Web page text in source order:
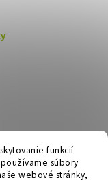
funkcií
súbory
webové stránky,